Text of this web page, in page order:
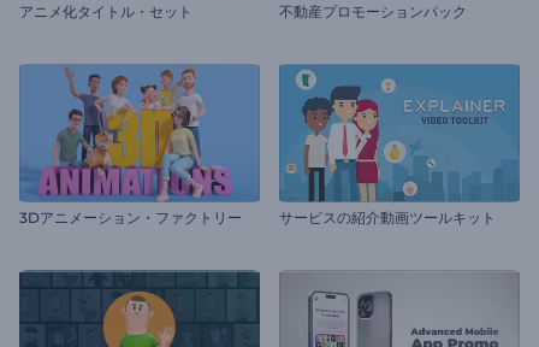
アニメ化タイトル・セット 不動産プロモーションパック
3Dアニメーション・ファクトリー サービスの紹介動画ツールキット